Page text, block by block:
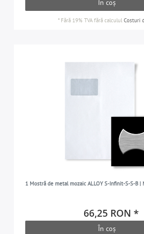
În coș
* Fără 19% TVAfără calculul Costuri
1 Mostră de metal mozaic ALLOY S-Infinit-S-S-B |
66,25 RON *
În coș